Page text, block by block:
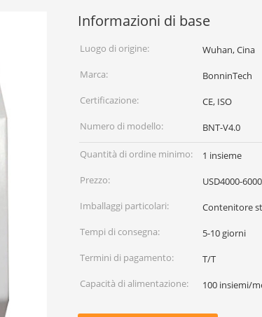
Informazioni di base
Luogo di origine:
Wuhan, Cina
Marca:
BonninTech
Certificazione:
CE, ISO
Numero di modello:
BNT-V4.0
Quantità di ordine minimo:
1 insieme
Prezzo:
USD4000-
Imballaggi particolari:
Contenitore
Tempi di consegna:
5-10 giorni
Termini di pagamento:
T/T
Capacità di alimentazione:
100 insiemi/